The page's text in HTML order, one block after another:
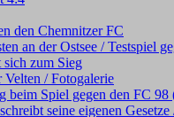
den Chemnitzer FC
an der Ostsee / Testspiel
zum Sieg
Velten / Fotogalerie
beim Spiel gegen den FC
seine eigenen